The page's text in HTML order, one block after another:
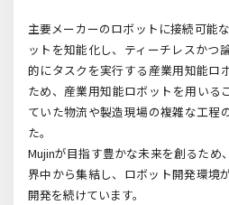
主要メーカーのロボットに接続可能
ットを知能化し、ティーチレスかつ
的にタスクを実行する産業用知能ロ
ため、産業用知能ロボットを用いる
ていた物流や製造現場の複雑な工程
た。
Mujinが目指す豊かな未来を創るため
界中から集結し、ロボット開発環境
開発を続けています。